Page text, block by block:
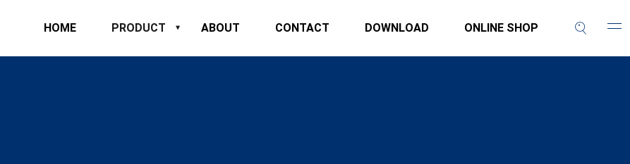
HOME PRODUCT ABOUT CONTACT DOWNLOAD ONLINE SHOP